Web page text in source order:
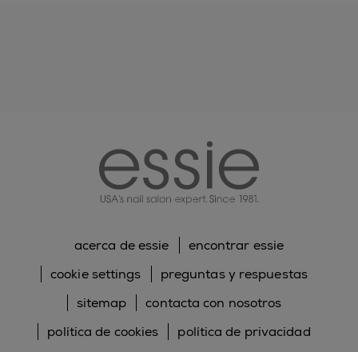
acerca de essie
encontrar essie
cookie settings
preguntas y respuestas
sitemap
contacta con nosotros
política de cookies
política de privacidad